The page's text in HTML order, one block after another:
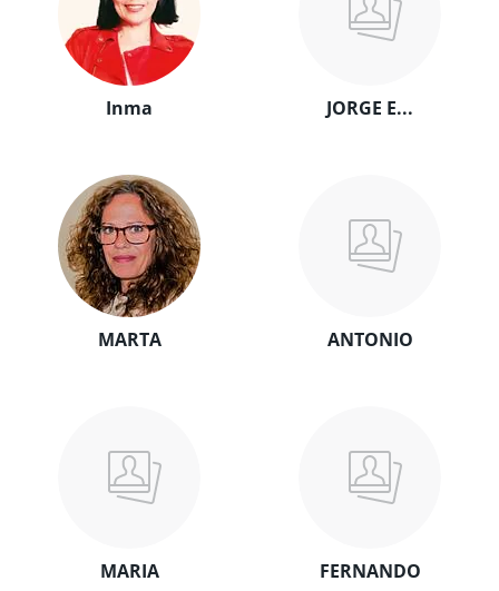
Inma JORGE E...
MARTA ANTONIO
MARIA FERNANDO